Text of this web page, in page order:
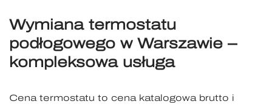
Wymiana termostatu
podłogowego w Warszawie –
kompleksowa usługa
Cena termostatu to cena katalogowa brutto i